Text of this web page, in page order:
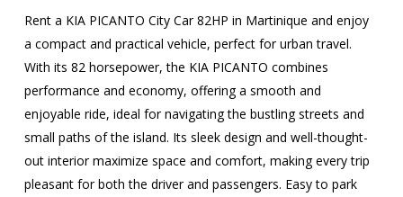
Rent a KIA PICANTO City Car 82HP in Martinique and enjoy
a compact and practical vehicle, perfect for urban travel.
With its 82 horsepower, the KIA PICANTO combines
performance and economy, offering a smooth and
enjoyable ride, ideal for navigating the bustling streets and
small paths of the island. Its sleek design and well-thought-
out interior maximize space and comfort, making every trip
pleasant for both the driver and passengers. Easy to park